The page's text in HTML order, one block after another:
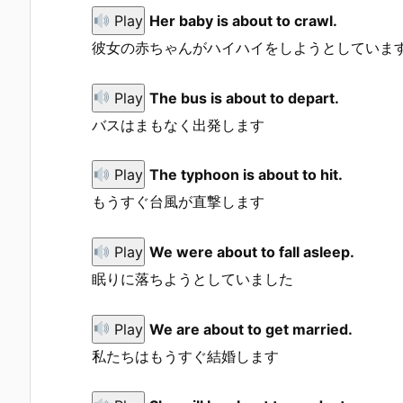
Play Her baby is about to crawl.
彼女の赤ちゃんがハイハイをしようとしていま
Play The bus is about to depart.
バスはまもなく出発します
Play The typhoon is about to hit.
もうすぐ台風が直撃します
Play We were about to fall asleep.
眠りに落ちようとしていました
Play We are about to get married.
私たちはもうすぐ結婚します